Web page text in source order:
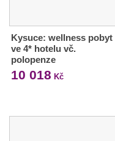
Kysuce: wellness pobyt
ve 4* hotelu vč.
polopenze
10 018 Kč